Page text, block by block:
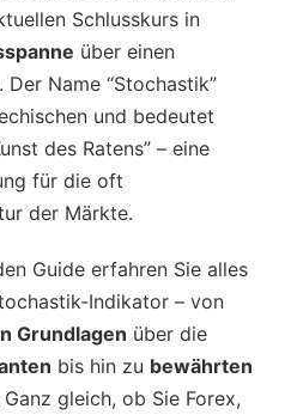
Schlusskurs in
über einen
Name “Stochastik”
und bedeutet
des Ratens” – eine
für die oft
der Märkte.
Guide erfahren Sie alles
Indikator – von
Grundlagen über die
bis hin zu bewährten
Ganz gleich, ob Sie Forex,